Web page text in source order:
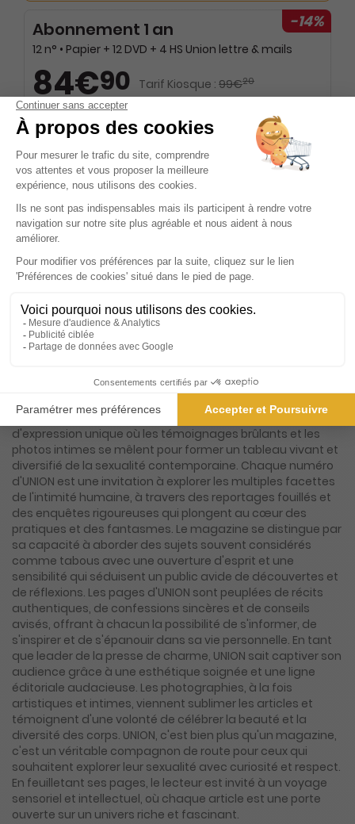
-14%
Abonnement 1 an
12 n° • Papier + 12 DVD + 4 HS Union lettre & mails
84€90 Tarif Kiosque : 99€20
Tarif France métropolitaine
Renouvellement à date d’anniversaire
ℹ️Note :les codes promotionnels ne sont pas
valables sur ce titre.
Présentation du magazine Union
UNION, véritable institution dans le paysage de la presse
écrite française, se distingue par son approche
audacieuse et sans tabou de la sexualité. Depuis sa
création, ce magazine s'est imposé comme une référence
authentiques et de récits captivants sur le monde du sexe.
UNION ne se contente pas de suivre les tendances, il les
crée, en offrant à ses lecteurs et lectrices un espace
d'expression unique où les témoignages brûlants et les
photos intimes se mêlent pour former un tableau vivant et
diversifié de la sexualité contemporaine. Chaque numéro
d'UNION est une invitation à explorer les multiples facettes
de l'intimité humaine, à travers des reportages fouillés et
des enquêtes rigoureuses qui plongent au cœur des
pratiques et des fantasmes. Le magazine se distingue par
sa capacité à aborder des sujets souvent considérés
comme tabous avec une ouverture d'esprit et une
sensibilité qui séduisent un public avide de découvertes et
de réflexions. Les pages d'UNION sont peuplées de récits
authentiques, de confessions sincères et de conseils
avisés, offrant à chacun la possibilité de s'informer, de
s'inspirer et de s'épanouir dans sa vie personnelle. En tant
que leader de la presse de charme, UNION sait captiver son
audience grâce à une esthétique soignée et une ligne
éditoriale audacieuse. Les photographies, à la fois
artistiques et intimes, viennent sublimer les articles et
témoignent d'une volonté de célébrer la beauté et la
diversité des corps. UNION, c'est bien plus qu'un magazine,
c'est un véritable compagnon de route pour ceux qui
souhaitent explorer leur sexualité avec curiosité et respect.
En feuilletant ses pages, le lecteur est invité à un voyage
sensoriel et intellectuel, où chaque article est une porte
ouverte sur un univers riche et fascinant.